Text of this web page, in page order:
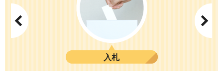
お知らせ
組合からのお知らせ 入札